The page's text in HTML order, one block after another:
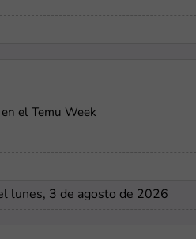
el Temu Week
lunes, 3 de agosto de 2026